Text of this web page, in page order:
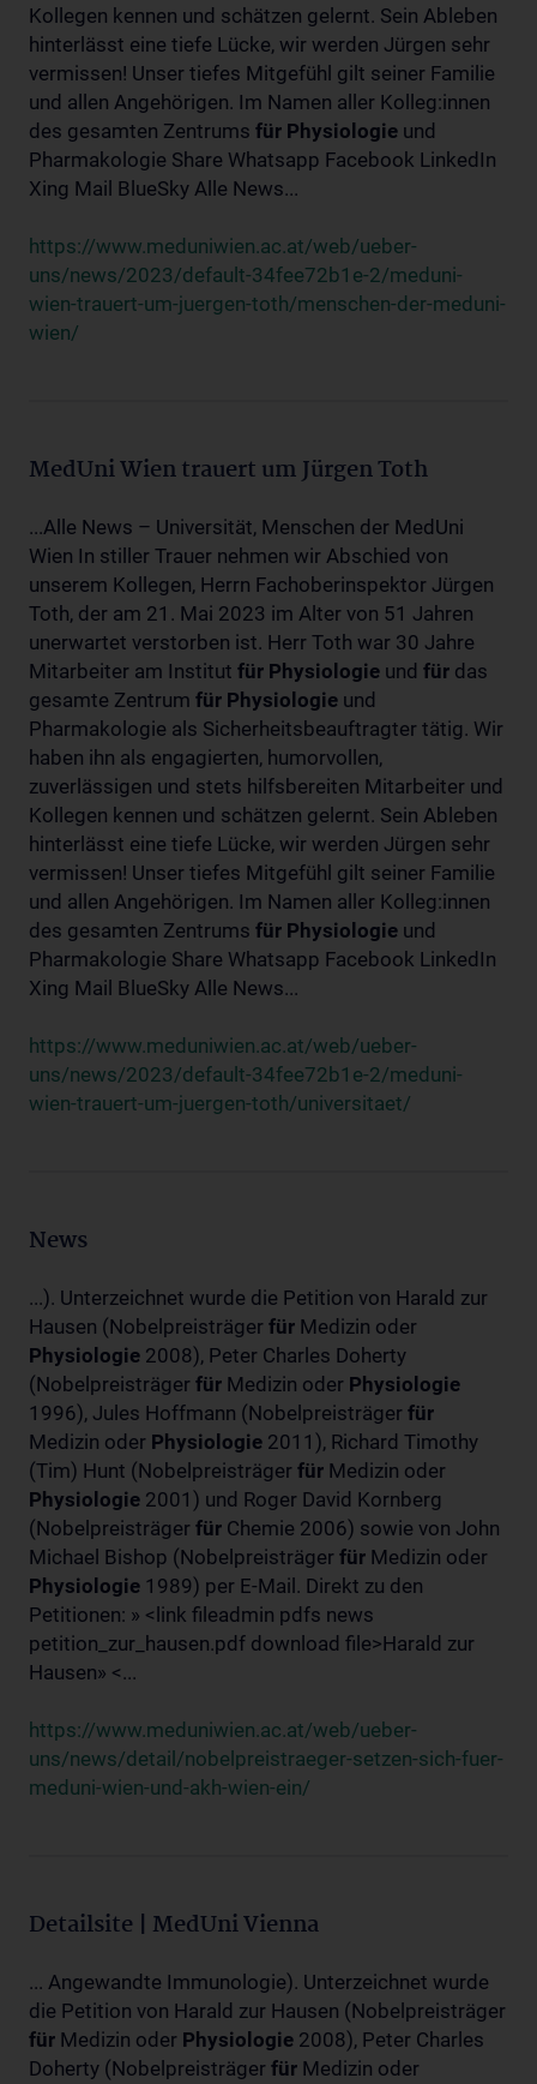
Kollegen kennen und schätzen gelernt. Sein Ableben
hinterlässt eine tiefe Lücke, wir werden Jürgen sehr
vermissen! Unser tiefes Mitgefühl gilt seiner Familie
und allen Angehörigen. Im Namen aller Kolleg:innen
des gesamten Zentrums für Physiologie und
Pharmakologie Share Whatsapp Facebook LinkedIn
Xing Mail BlueSky Alle News...
https://www.meduniwien.ac.at/web/ueber-
uns/news/2023/default-34fee72b1e-2/meduni-
wien-trauert-um-juergen-toth/menschen-der-meduni-
wien/
MedUni Wien trauert um Jürgen Toth
...Alle News – Universität, Menschen der MedUni
Wien In stiller Trauer nehmen wir Abschied von
unserem Kollegen, Herrn Fachoberinspektor Jürgen
Toth, der am 21. Mai 2023 im Alter von 51 Jahren
unerwartet verstorben ist. Herr Toth war 30 Jahre
Mitarbeiter am Institut für Physiologie und für das
gesamte Zentrum für Physiologie und
Pharmakologie als Sicherheitsbeauftragter tätig. Wir
haben ihn als engagierten, humorvollen,
zuverlässigen und stets hilfsbereiten Mitarbeiter und
Kollegen kennen und schätzen gelernt. Sein Ableben
hinterlässt eine tiefe Lücke, wir werden Jürgen sehr
vermissen! Unser tiefes Mitgefühl gilt seiner Familie
und allen Angehörigen. Im Namen aller Kolleg:innen
des gesamten Zentrums für Physiologie und
Pharmakologie Share Whatsapp Facebook LinkedIn
Xing Mail BlueSky Alle News...
https://www.meduniwien.ac.at/web/ueber-
uns/news/2023/default-34fee72b1e-2/meduni-
wien-trauert-um-juergen-toth/universitaet/
News
...). Unterzeichnet wurde die Petition von Harald zur
Hausen (Nobelpreisträger für Medizin oder
Physiologie 2008), Peter Charles Doherty
(Nobelpreisträger für Medizin oder Physiologie
1996), Jules Hoffmann (Nobelpreisträger für
Medizin oder Physiologie 2011), Richard Timothy
(Tim) Hunt (Nobelpreisträger für Medizin oder
Physiologie 2001) und Roger David Kornberg
(Nobelpreisträger für Chemie 2006) sowie von John
Michael Bishop (Nobelpreisträger für Medizin oder
Physiologie 1989) per E-Mail. Direkt zu den
Petitionen: » <link fileadmin pdfs news
petition_zur_hausen.pdf download file>Harald zur
Hausen» <...
https://www.meduniwien.ac.at/web/ueber-
uns/news/detail/nobelpreistraeger-setzen-sich-fuer-
meduni-wien-und-akh-wien-ein/
Detailsite | MedUni Vienna
... Angewandte Immunologie). Unterzeichnet wurde
die Petition von Harald zur Hausen (Nobelpreisträger
für Medizin oder Physiologie 2008), Peter Charles
Doherty (Nobelpreisträger für Medizin oder